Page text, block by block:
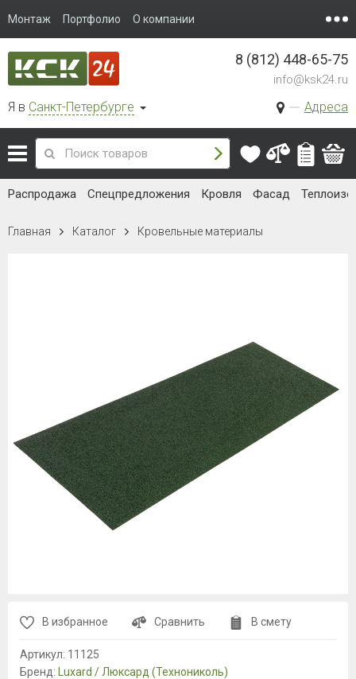
Монтаж Портфолио О компании
Я в Санкт-Петербурге Адреса
8 (812) 448-65-75
info@ksk24.ru
Распродажа Спецпредложения Кровля Фасад
Главная Каталог Кровельные материалы
В избранное Сравнить В смету
Артикул: 11125
Бренд:
Luxard / Люксард (Технониколь)